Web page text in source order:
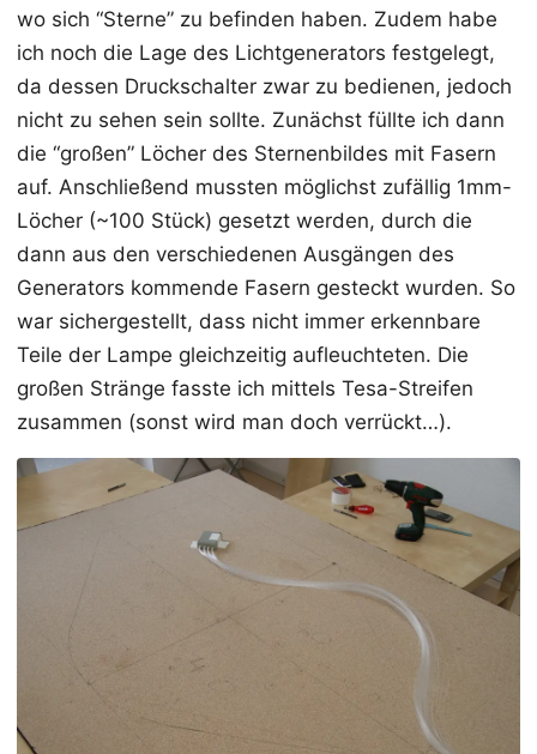
wo sich “Sterne” zu befinden haben. Zudem habe
ich noch die Lage des Lichtgenerators festgelegt,
da dessen Druckschalter zwar zu bedienen, jedoch
nicht zu sehen sein sollte. Zunächst füllte ich dann
die “großen” Löcher des Sternenbildes mit Fasern
auf. Anschließend mussten möglichst zufällig 1mm-
Löcher (~100 Stück) gesetzt werden, durch die
dann aus den verschiedenen Ausgängen des
Generators kommende Fasern gesteckt wurden. So
war sichergestellt, dass nicht immer erkennbare
Teile der Lampe gleichzeitig aufleuchteten. Die
großen Stränge fasste ich mittels Tesa-Streifen
zusammen (sonst wird man doch verrückt…).